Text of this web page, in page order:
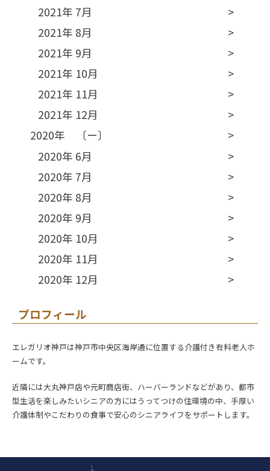
2021年 7月
2021年 8月
2021年 9月
2021年 10月
2021年 11月
2021年 12月
2020年 〔ー〕
2020年 6月
2020年 7月
2020年 8月
2020年 9月
2020年 10月
2020年 11月
2020年 12月
プロフィール
エレガリオ神戸は神戸市中央区海岸通に位置する介護付き有料老人ホ
ームです。
近隣には大丸神戸店や元町商店街、ハーバーランドなどがあり、都市
型生活を楽しみたいシニアの方にはうってつけの住環境の中、手厚い
介護体制やこだわりの食事で安心のシニアライフをサポートします。